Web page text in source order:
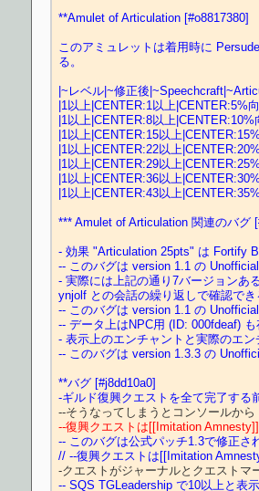
**Amulet of Articulation [#o8817380]
このアミュレットは着用時に
る。
|~レベル|~修正後
|1以上|CENTER:1以上|CENTER:5%
|1以上|CENTER:8以上
|1以上|CENTER:15以上
|1以上|CENTER:22以上
|1以上|CENTER:29以上
|1以上|CENTER:36以上
|1以上|CENTER:43以上
*** Amulet of Articulation 関連のバグ
- 効果 "Articulation 25pts" は Fortify
-- このバグは version 1.1 の
- 実際には上記の通り7バージョンあ
ynjolf との会話の繰り返しで確認でき
-- このバグは version 1.1 の
-- データ上はNPC用 (ID: 000fdeaf)
- 表示上のエンチャントと実際のエン
-- このバグは version 1.3.3 の
**バグ [#j8dd10a0]
-ギルド復興クエストを全て完了する
--復興クエストは[[Imitation
-- このバグは公式パッチ1.3で修正さ
// --復興クエストは[[Imitation
-- SQS TGLeadership で10以上と表